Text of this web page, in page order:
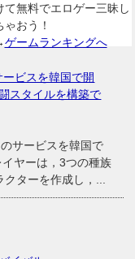
て無料でエロゲー三昧し
ゃおう！
ゲームランキングへ
ービスを韓国で開
スタイルを構築で
サービスを韓国で
ヤーは，3つの種族
ターを作成し，...